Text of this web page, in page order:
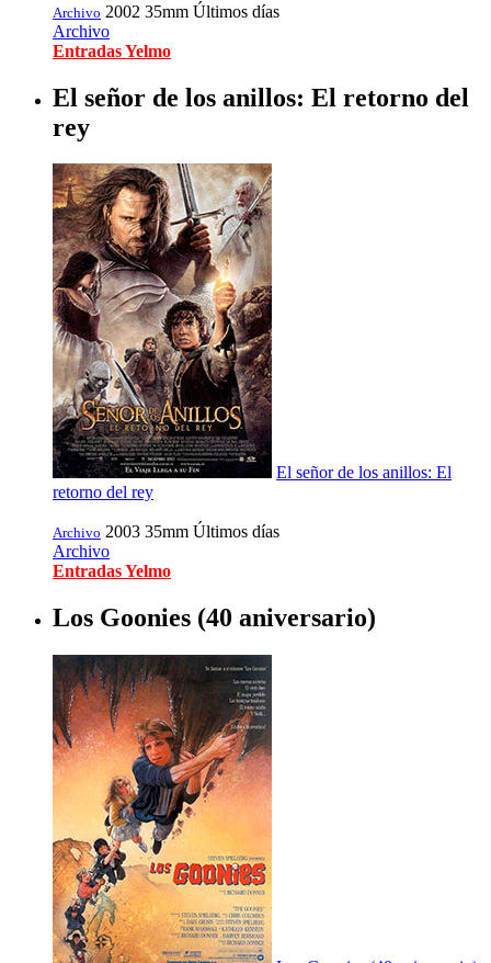
Archivo 2002 35mm Últimos días
Archivo
Entradas Yelmo
El señor de los anillos: El retorno del
rey
El señor de los anillos: El
retorno del rey
Archivo 2003 35mm Últimos días
Archivo
Entradas Yelmo
Los Goonies (40 aniversario)